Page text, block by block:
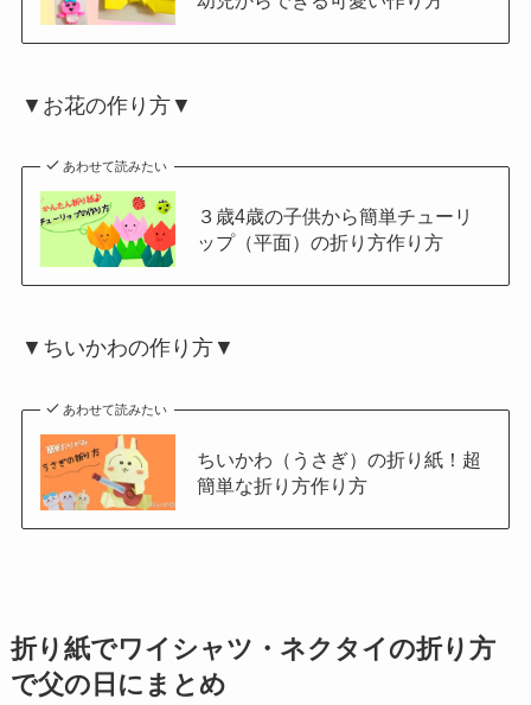
▼お花の作り方▼
あわせて読みたい
３歳4歳の子供から簡単チューリ
ップ（平面）の折り方作り方
▼ちいかわの作り方▼
あわせて読みたい
ちいかわ（うさぎ）の折り紙！超
簡単な折り方作り方
折り紙でワイシャツ・ネクタイの折り方
で父の日にまとめ